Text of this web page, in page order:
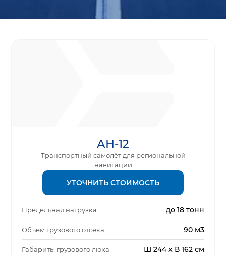
АН-12
Транспортный самолёт для региональной
навигации
УТОЧНИТЬ СТОИМОСТЬ
Предельная нагрузка до 18 тонн
Объем грузового отсека 90 м3
Габариты грузового люка Ш 244 x В 162 см